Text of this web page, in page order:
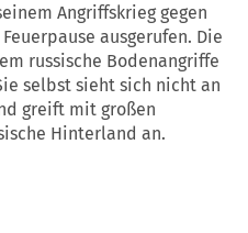
Angriffskrieg gegen
ausgerufen. Die
russische Bodenangriffe
selbst sieht sich nicht an
greift mit großen
Hinterland an.